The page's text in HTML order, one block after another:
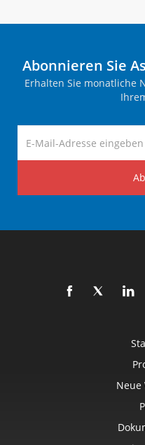
Abonnieren Sie
Erhalten Sie monatliche
Neue